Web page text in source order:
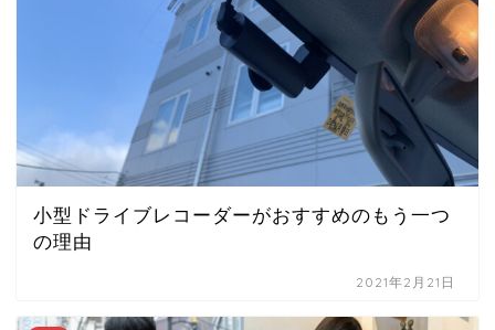
小型ドライブレコーダーがおすすめのもう一つ
の理由
2021年2月21日